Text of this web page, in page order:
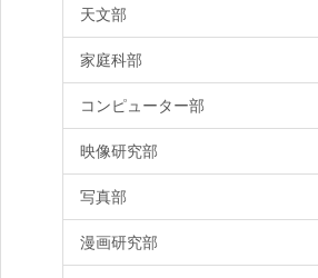
天文部
家庭科部
コンピューター部
映像研究部
写真部
漫画研究部